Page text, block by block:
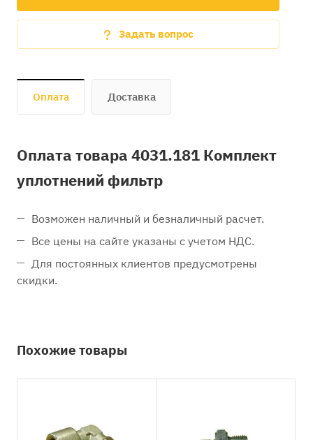
Задать вопрос
Оплата Доставка
Оплата товара 4031.181 Комплект
уплотнений фильтр
Возможен наличный и безналичный расчет.
Все цены на сайте указаны с учетом НДС.
Для постоянных клиентов предусмотрены
скидки.
Похожие товары